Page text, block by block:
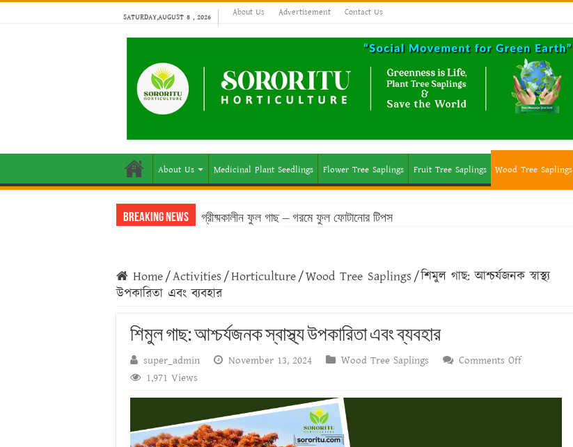
SATURDAY,AUGUST 8 , 2026 About Us Advertisement Contact Us
About Us Medicinal Plant Seedlings Flower Tree Saplings Fruit Tree Saplings Wood Tree Saplings
Breaking News গ্রীষ্মকালীন ফুল গাছ – গরমে ফুল ফোটানোর টিপস
Home/Activities /Horticulture/Wood Tree Saplings /শিমুল গাছ: আশ্চর্যজনক স্বাস্থ্য
উপকারিতা এবং ব্যবহার
শিমুল গাছ: আশ্চর্যজনক স্বাস্থ্য উপকারিতা এবং ব্যবহার
super_admin November 13, 2024 Wood Tree Saplings Comments Offon
গাছ:
1,971 Views